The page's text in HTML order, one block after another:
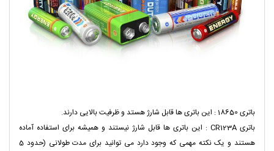
باتری 18650 : این باتری ها قابل شارژ هستد و ظرفیت بالایی دارند.
باتری CR123A : این باتری ها قابل شارژ نیستند و همیشه برای استفاده آماده
هستند و یک نکته مهمی که وجود دارد می توانید برای مدت طولانی (حدود 5